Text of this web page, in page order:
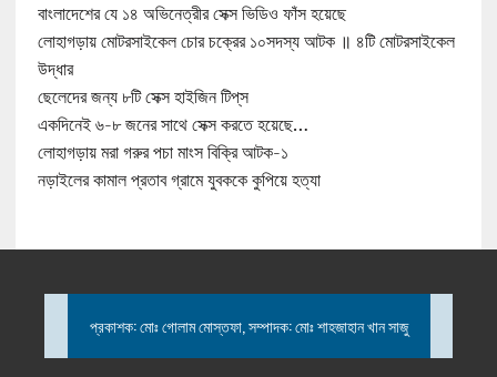
বাংলাদেশের যে ১৪ অভিনেত্রীর সেক্স ভিডিও ফাঁস হয়েছে
লোহাগড়ায় মোটরসাইকেল চোর চক্রের ১০সদস্য আটক ॥ ৪টি মোটরসাইকেল
উদ্ধার
ছেলেদের জন্য ৮টি সেক্স হাইজিন টিপ্‌স
একদিনেই ৬-৮ জনের সাথে সেক্স করতে হয়েছে…
লোহাগড়ায় মরা গরুর পচা মাংস বিক্রি আটক-১
নড়াইলের কামাল প্রতাব গ্রামে যুবককে কুপিয়ে হত্যা
প্রকাশক: মোঃ গোলাম মোস্তফা, সম্পাদক: মোঃ শাহজাহান খান সাজু